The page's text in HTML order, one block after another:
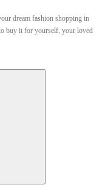
dream fashion shopping in
buy it for yourself, your loved